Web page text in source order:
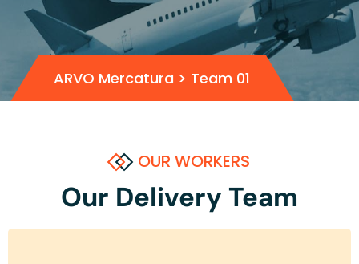
ARVO Mercatura > Team 01
OUR WORKERS
Our Delivery Team